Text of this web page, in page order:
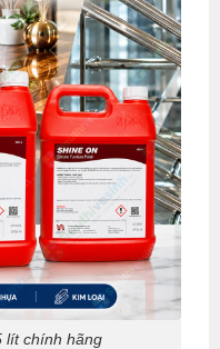
lít chính hãng